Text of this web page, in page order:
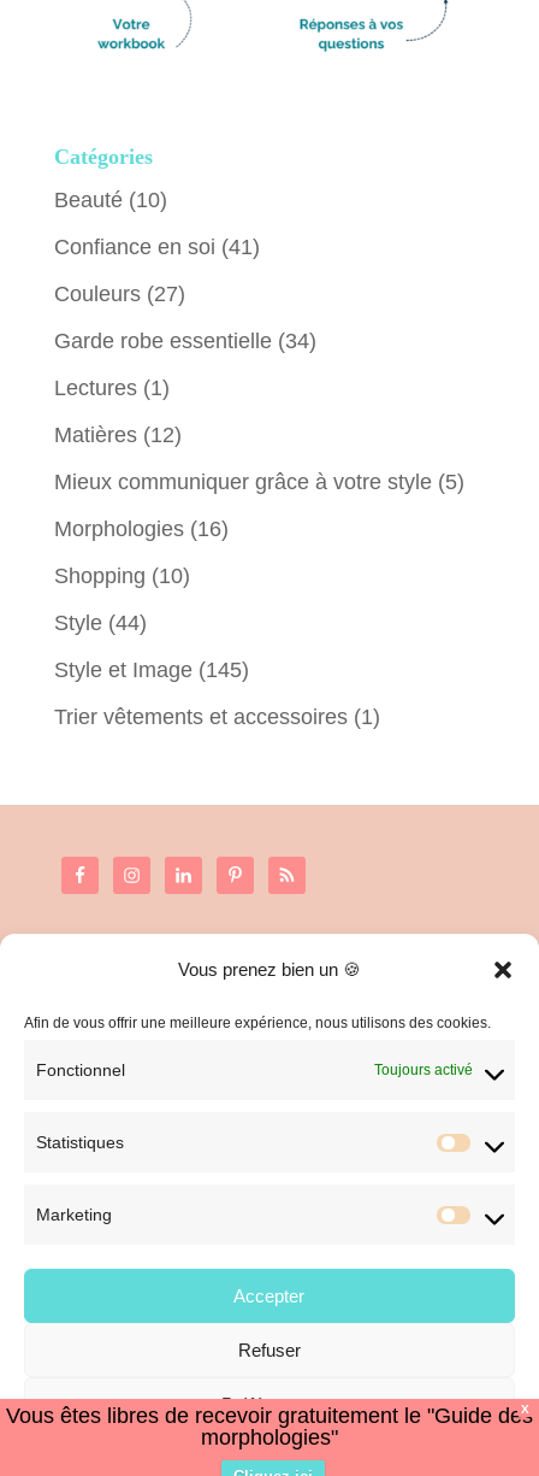
Vous prenez bien un 🍪
Afin de vous offrir une meilleure expérience, nous utilisons des cookies.
Fonctionnel Toujours activé
Statistiques
Marketing
Accepter
Refuser
Préférences
Politique de cookiesPolitique de confidentialité
Catégories
Beauté(10)
Confiance en soi (41)
Couleurs(27)
Garde robe essentielle(34)
Lectures(1)
Matières(12)
Mieux communiquer grâce à votre style(5)
Morphologies(16)
Shopping (10)
Style(44)
Style et Image(145)
Trier vêtements et accessoires(1)
C.G.V. et Mentions Légales
© Style et Image
X
Vous êtes libres de recevoir gratuitement le "Guide des
morphologies"